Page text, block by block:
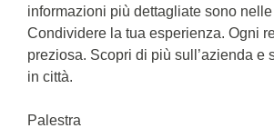
informazioni più dettagliate sono
Condividere la tua esperienza. Ogni
preziosa. Scopri di più sull’azienda e
in città.
Palestra